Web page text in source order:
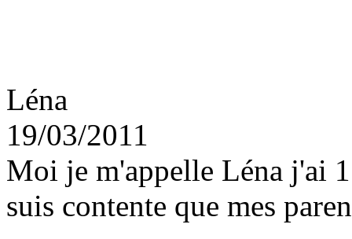
Léna
19/03/2011
Moi je m'appelle Léna j'ai
suis contente que mes